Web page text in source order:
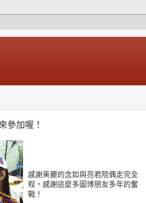
參加喔！
感謝美麗的念如與亮君陪偶走完全
程，感謝這麼多圖博朋友多年的奮
戰！